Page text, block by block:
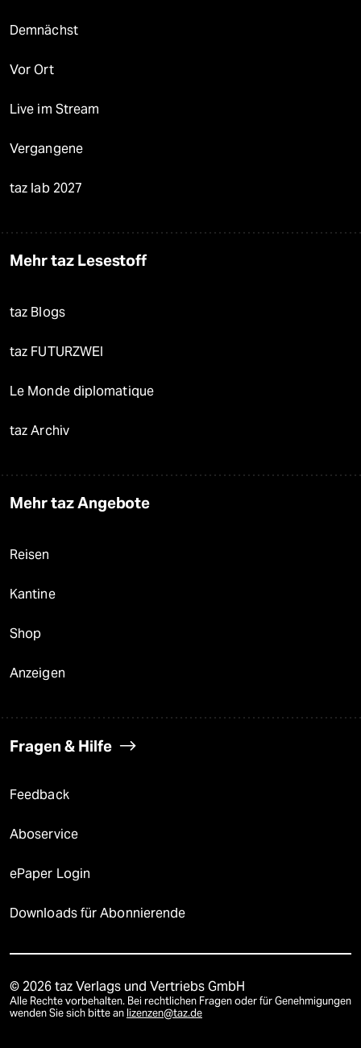
Demnächst
Vor Ort
Live im Stream
Vergangene
taz lab 2027
Mehr taz Lesestoff
taz Blogs
taz FUTURZWEI
Le Monde diplomatique
taz Archiv
Mehr taz Angebote
Reisen
Kantine
Shop
Anzeigen
Fragen & Hilfe
Feedback
Aboservice
ePaper Login
Downloads für Abonnierende
© 2026 taz Verlags und Vertriebs GmbH
Alle Rechte vorbehalten. Bei rechtlichen Fragen oder für Genehmigungen
wenden Sie sich bitte an lizenzen@taz.de